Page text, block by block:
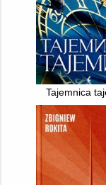
Tajemnica